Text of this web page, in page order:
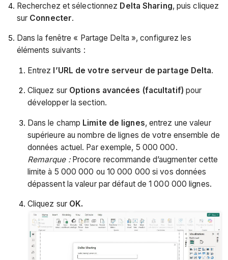
Recherchez et sélectionnez Delta Sharing, puis cliquez
sur Connecter.
Dans la fenêtre « Partage Delta », configurez les
éléments suivants :
Entrez l’URL de votre serveur de partage Delta.
Cliquez sur Options avancées (facultatif) pour
développer la section.
Dans le champ Limite de lignes, entrez une valeur
supérieure au nombre de lignes de votre ensemble de
données actuel. Par exemple, 5 000 000.
Remarque :Procore recommande d’augmenter cette
limite à 5 000 000 ou 10 000 000 si vos données
dépassent la valeur par défaut de 1 000 000 lignes.
Cliquez sur OK.